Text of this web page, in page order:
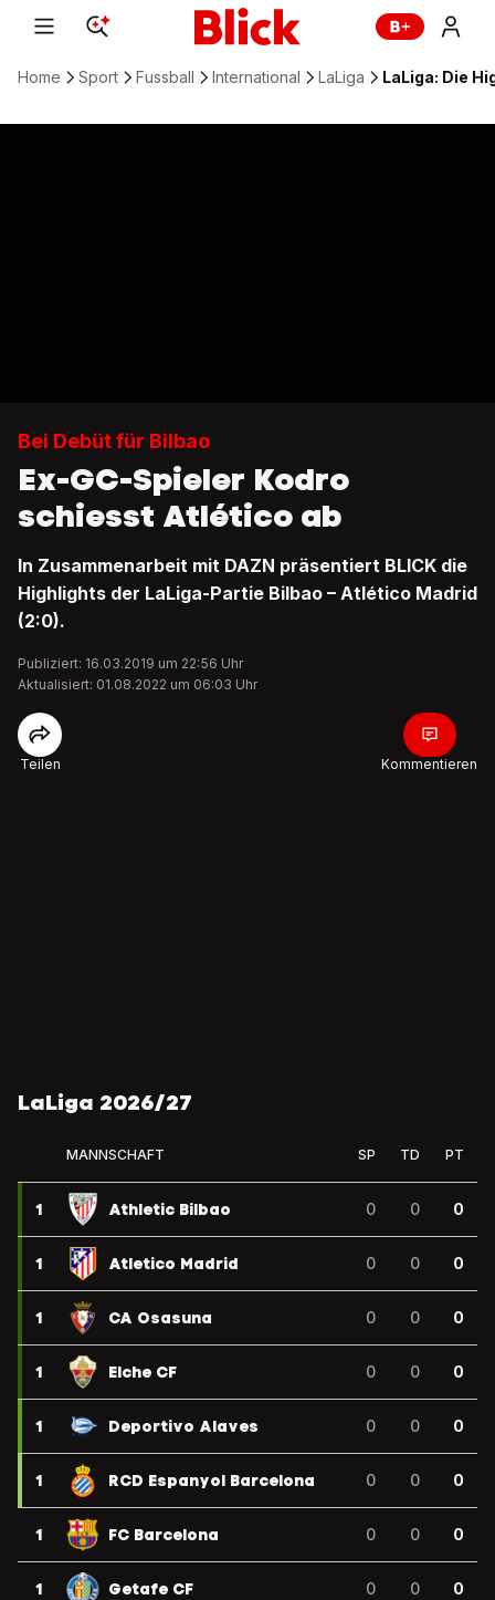
Home Sport Fussball International LaLiga LaLiga: Die
Bei Debüt für Bilbao
Ex-GC-Spieler Kodro
schiesst Atlético ab
In Zusammenarbeit mit DAZN präsentiert BLICK die
Highlights der LaLiga-Partie Bilbao – Atlético Madrid
(2:0).
Publiziert: 16.03.2019 um 22:56 Uhr
Aktualisiert: 01.08.2022 um 06:03 Uhr
Teilen Kommentieren
LaLiga 2026/27
MANNSCHAFT SP TD PT
1 Athletic Bilbao 0 0 0
1 Atletico Madrid 0 0 0
1 CA Osasuna 0 0 0
1 Elche CF 0 0 0
1 Deportivo Alaves 0 0 0
1 RCD Espanyol Barcelona 0 0 0
1 FC Barcelona 0 0 0
1 Getafe CF 0 0 0